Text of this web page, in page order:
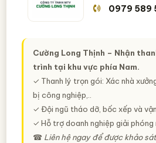
0979 589
Cường Long Thịnh – Nhận
trình tại khu vực phía Nam.
✓ Thanh lý trọn gói: Xác nhà
bị công nghiệp,..
✓ Đội ngũ tháo dỡ, bốc xếp và
✓ Hỗ trợ doanh nghiệp giải phóng
☎ Liên hệ ngay để được khảo